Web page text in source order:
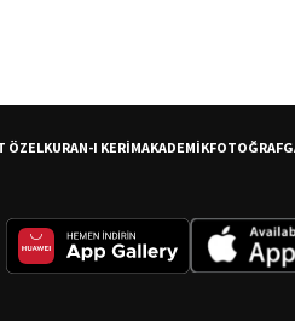
ÖZELKURAN-I KERİMAKADEMİKFOTOĞRAF